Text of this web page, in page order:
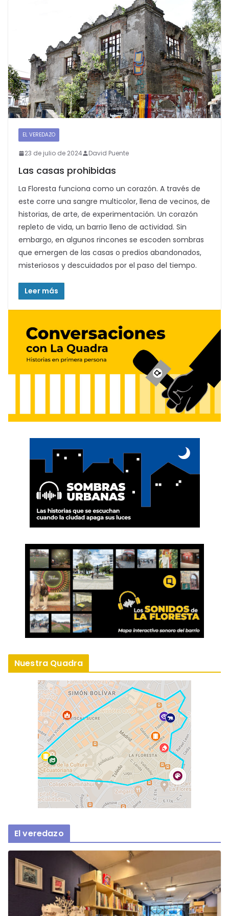
EL VEREDAZO
23 de julio de 2024 David Puente
Las casas prohibidas
La Floresta funciona como un corazón. A través de
este corre una sangre multicolor, llena de vecinos, de
historias, de arte, de experimentación. Un corazón
repleto de vida, un barrio lleno de actividad. Sin
embargo, en algunos rincones se escoden sombras
que emergen de las casas o predios abandonados,
misteriosos y descuidados por el paso del tiempo.
Leer más
Nuestra Quadra
El veredazo